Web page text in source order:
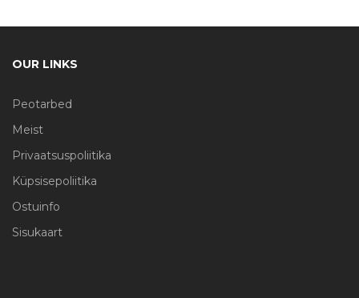
OUR LINKS
Peotarbed
Meist
Privaatsuspoliitika
Küpsisepoliitika
Ostuinfo
Sisukaart